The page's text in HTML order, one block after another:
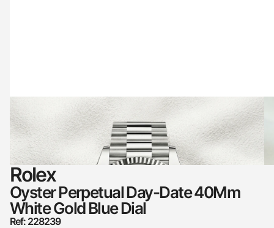
Rolex
Oyster Perpetual Day-Date 40Mm
White Gold Blue Dial
Ref: 228239